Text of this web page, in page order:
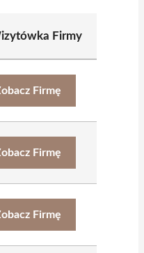
Firmy
Firmę
Firmę
Firmę